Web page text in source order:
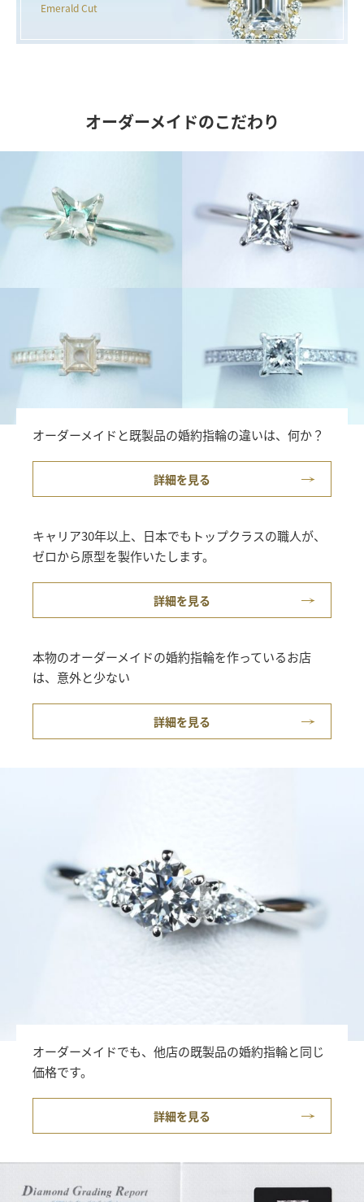
Emerald Cut
オーダーメイドのこだわり
オーダーメイドと既製品の婚約指輪の違いは、何か？
詳細を見る
キャリア30年以上、日本でもトップクラスの職人が、
ゼロから原型を製作いたします。
詳細を見る
本物のオーダーメイドの婚約指輪を作っているお店
は、意外と少ない
詳細を見る
オーダーメイドでも、他店の既製品の婚約指輪と同じ
価格です。
詳細を見る